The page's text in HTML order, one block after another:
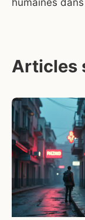
humaines
Articles